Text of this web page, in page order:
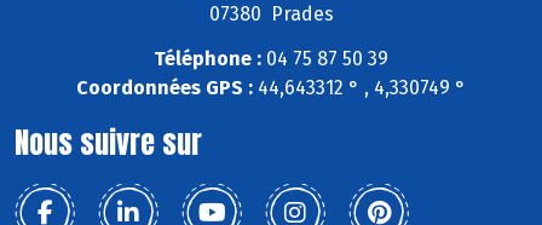
07380 Prades
Téléphone : 04 75 87 50 39
Coordonnées GPS : 44,643312 ° , 4,330749 °
Nous suivre sur